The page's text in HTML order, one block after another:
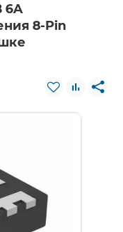
6A
8-Pin